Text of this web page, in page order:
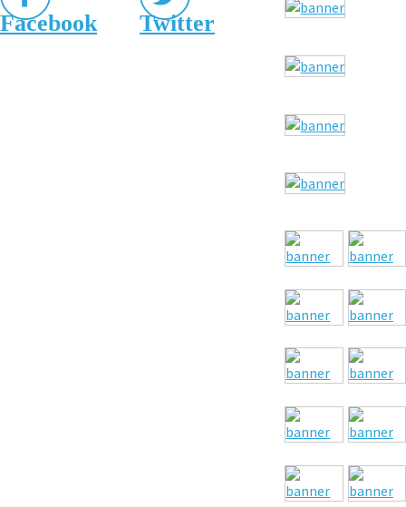
Facebook Twitter